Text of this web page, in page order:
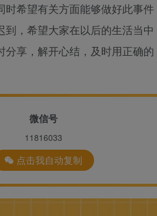
希望有关方面能够做好此事件
，希望大家在以后的生活当中
享，解开心结，及时用正确的
微信号
11816033
点击我自动复制